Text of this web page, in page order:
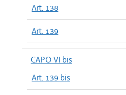
Art. 138
Art. 139
CAPO VI bis
Art. 139 bis